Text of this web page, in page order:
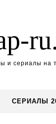
и сериалы на
СЕРИАЛЫ